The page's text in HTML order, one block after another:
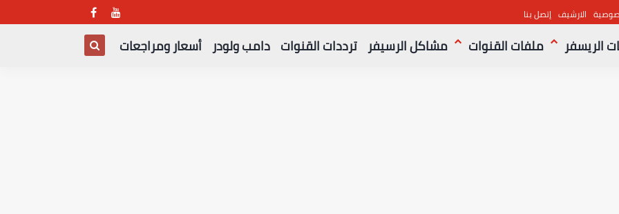
الارشيف إتصل بنا
الريسفر ملفات القنوات مشاكل الرسيفر ترددات القنوات دامب ولودر أسعار ومراجعات